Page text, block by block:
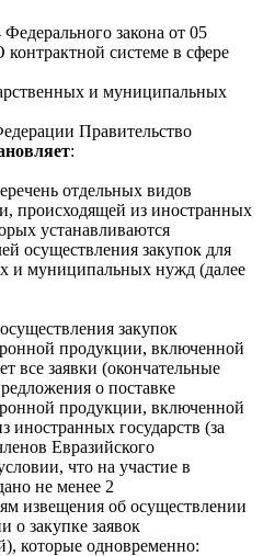
закона от 05
системе в сфере
и муниципальных
Правительство
:
отдельных видов
происходящей из иностранных
устанавливаются
осуществления закупок для
и муниципальных нужд (далее
закупок
продукции, включенной
все заявки (окончательные
о поставке
продукции, включенной
иностранных государств (за
Евразийского
что на участие в
не менее 2
извещения об осуществлении
о закупке заявок
которые одновременно: